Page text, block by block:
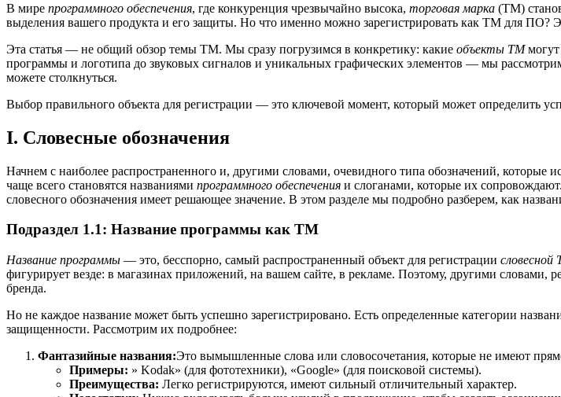
В мире программного обеспечения, где конкуренция чрезвычайно высока, торговая марка (ТМ)
выделения вашего продукта и его защиты. Но что именно можно зарегистрировать как ТМ для ПО?
Эта статья — не общий обзор темы ТМ. Мы сразу погрузимся в конкретику: какие объекты ТМмогут
программы и логотипа до звуковых сигналов и уникальных графических элементов — мы
можете столкнуться.
Выбор правильного объекта для регистрации — это ключевой момент, который может определить
I. Словесные обозначения
Начнем с наиболее распространенного и, другими словами, очевидного типа обозначений, которые
чаще всего становятся названиями программного обеспечения и слоганами, которые их
словесного обозначения имеет решающее значение. В этом разделе мы подробно разберем, как
Подраздел 1.1: Название программы как ТМ
Название программы — это, бесспорно, самый распространенный объект для регистрации словесной
фигурирует везде: в магазинах приложений, на вашем сайте, в рекламе. Поэтому, другими словами,
бренда.
Но не каждое название может быть успешно зарегистрировано. Есть определенные категории
защищенности. Рассмотрим их подробнее:
Фантазийные названия:Это вымышленные слова или словосочетания, которые не имеют
Примеры: » Kodak» (для фототехники), «Google» (для поисковой системы).
Преимущества: Легко регистрируются, имеют сильный отличительный характер.